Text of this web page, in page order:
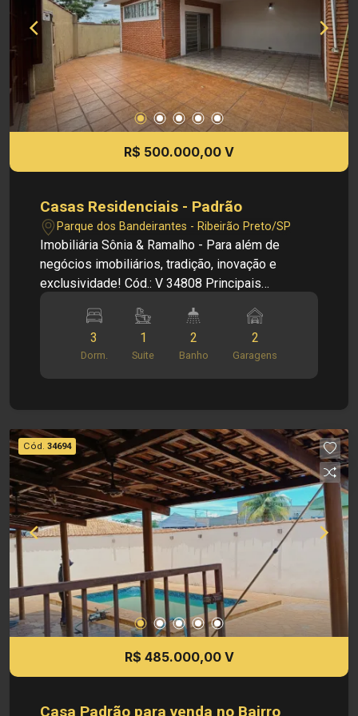
Terreno: 256,00m² - Área Construída: 121,88m²
Investimento de Venda: R$ 565.000,00 Cód.:
Imobiliária Sônia & Ramalho. Para além de
negócios imobiliários, tradição, inovação e
exclusividade! Obs: A imobiliária se reserva ao
direito de alterar qualquer informação referente
aos valores, dados e disponibilidade de seus
imóveis, sem aviso prévio.
R$ 500.000,00 V
Casas Residenciais - Padrão
Parque dos Bandeirantes - Ribeirão Preto/SP
Imobiliária Sônia & Ramalho - Para além de
negócios imobiliários, tradição, inovação e
exclusividade! Cód.: V 34808 Principais
banheiros - 3 dormitórios (Suíte) - Cozinha - Área
de serviço - 2 vagas de garagem - Portão
eletronico Informações bônus: - Edícula c/ quarto
e banheiro - Terreno de esquina que pode ser
área construída Investimento de Venda: R$
500.000,00 Obs.: a imobiliária se reserva o direito
de alterar qualquer informação referente a
valores, dados e disponibilidade de seus
imóveis, sem aviso prévio.
3
Dorm.
1
Suite
2
Banho
2
Garagens
Cód. 34694
R$ 485.000,00 V
Casa Padrão para venda no Bairro